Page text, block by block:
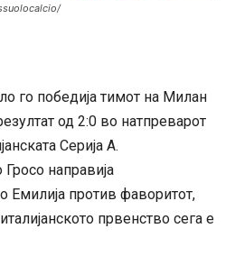
го победија тимот на Милан
од 2:0 во натпреварот
Серија А.
направија
против фаворитот,
првенство сега е